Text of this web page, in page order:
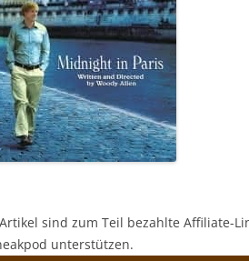
sind zum Teil bezahlte Affiliate-
unterstützen.